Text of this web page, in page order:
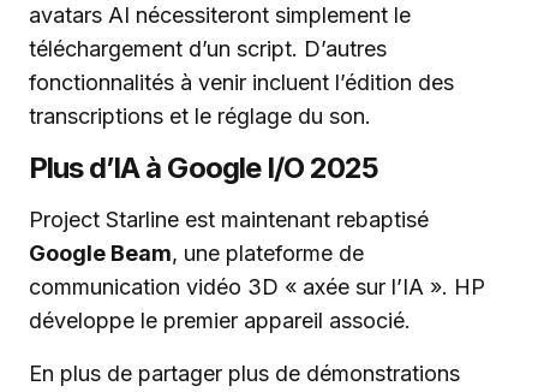
avatars AI nécessiteront simplement le
téléchargement d’un script. D’autres
fonctionnalités à venir incluent l’édition des
transcriptions et le réglage du son.
Plus d’IA à Google I/O 2025
Project Starline est maintenant rebaptisé
Google Beam, une plateforme de
communication vidéo 3D « axée sur l’IA ». HP
développe le premier appareil associé.
En plus de partager plus de démonstrations